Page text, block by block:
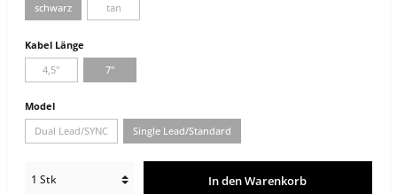
schwarz
tan
Kabel Länge
4,5"
7"
Model
Dual Lead/SYNC
Single Lead/Standard
In den Warenkorb